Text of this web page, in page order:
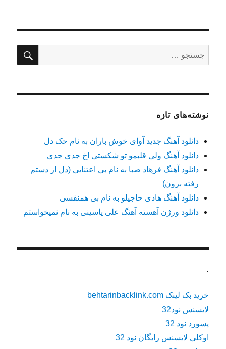
برای:
نوشته‌های تازه
دانلود آهنگ جدید آوای خوش باران به نام حک دل
دانلود آهنگ ولی قلبمو تو شکستی اخ جدی جدی
دانلود آهنگ فرهاد صبا به نام بی اعتنایی (دل از دستم
رفته برون)
دانلود آهنگ هادی حاجیلو به نام بی همنفسی
دانلود ورژن آهسته آهنگ علی یاسینی به نام نمیخواستم
.
خرید بک لینک behtarinbacklink.com
لایسنس نود32
پسورد نود 32
اوکلی لایسنس رایگان نود 32